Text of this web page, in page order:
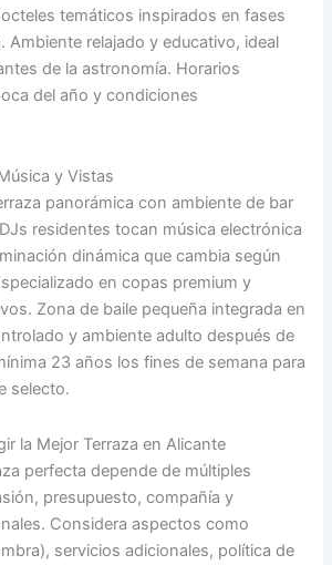
temáticos inspirados en fases
Ambiente relajado y educativo, ideal
de la astronomía. Horarios
del año y condiciones
y Vistas
panorámica con ambiente de bar
residentes tocan música electrónica
dinámica que cambia según
en copas premium y
Zona de baile pequeña integrada en
y ambiente adulto después de
23 años los fines de semana para
selecto.
la Mejor Terraza en Alicante
perfecta depende de múltiples
presupuesto, compañía y
Considera aspectos como
servicios adicionales, política de